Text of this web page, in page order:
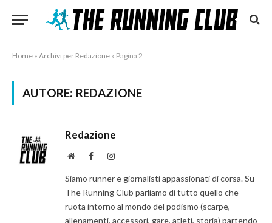
Home » Archivi per Redazione » Pagina 2
AUTORE: REDAZIONE
Redazione
WebsiteFacebookInstagram
Siamo runner e giornalisti appassionati di corsa. Su
The Running Club parliamo di tutto quello che
ruota intorno al mondo del podismo (scarpe,
allenamenti, accessori, gare, atleti, storia) partendo